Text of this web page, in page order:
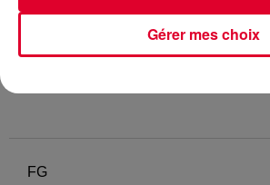
FG
Gérer mes choix